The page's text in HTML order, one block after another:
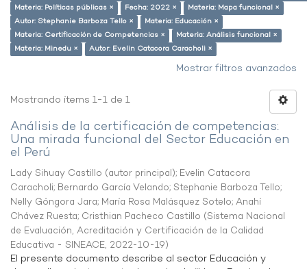
Materia: Políticas públicas ×
Fecha: 2022 ×
Materia: Mapa funcional ×
Autor: Stephanie Barboza Tello ×
Materia: Educación ×
Materia: Certificación de Competencias ×
Materia: Análisis funcional ×
Materia: Minedu ×
Autor: Evelin Catacora Caracholi ×
Mostrar filtros avanzados
Mostrando ítems 1-1 de 1
Análisis de la certificación de competencias:
Una mirada funcional del Sector Educación en
el Perú
Lady Sihuay Castillo (autor principal); Evelin Catacora
Caracholi; Bernardo García Velando; Stephanie Barboza Tello;
Nelly Góngora Jara; María Rosa Malásquez Sotelo; Anahí
Chávez Ruesta; Cristhian Pacheco Castillo (Sistema Nacional
de Evaluación, Acreditación y Certificación de la Calidad
Educativa - SINEACE, 2022-10-19)
El presente documento describe al sector Educación y